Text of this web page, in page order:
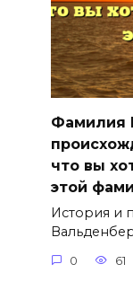
Фамилия
что вы
этой
История и
0 61